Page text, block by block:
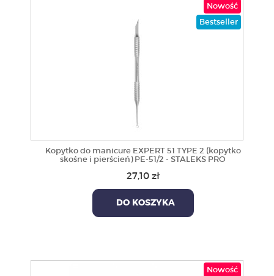
Nowość
Bestseller
Kopytko do manicure EXPERT 51 TYPE 2 (kopytko
skośne i pierścień) PE-51/2 - STALEKS PRO
27,10 zł
DO KOSZYKA
Nowość